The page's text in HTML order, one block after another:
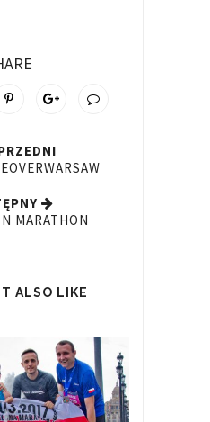
MARATHON
ALSO LIKE